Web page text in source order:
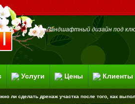
Ландшафтный дизайн под
Услуги Цены Клиенты
ли сделать дренаж участка после того, как